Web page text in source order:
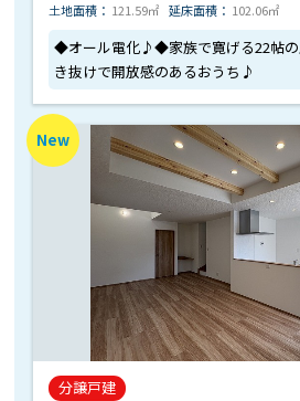
土地面積： 121.59㎡ 延床面積： 102.06㎡
◆オール電化♪◆家族で寛げる22帖
き抜けで開放感のあるおうち♪
New
分譲戸建